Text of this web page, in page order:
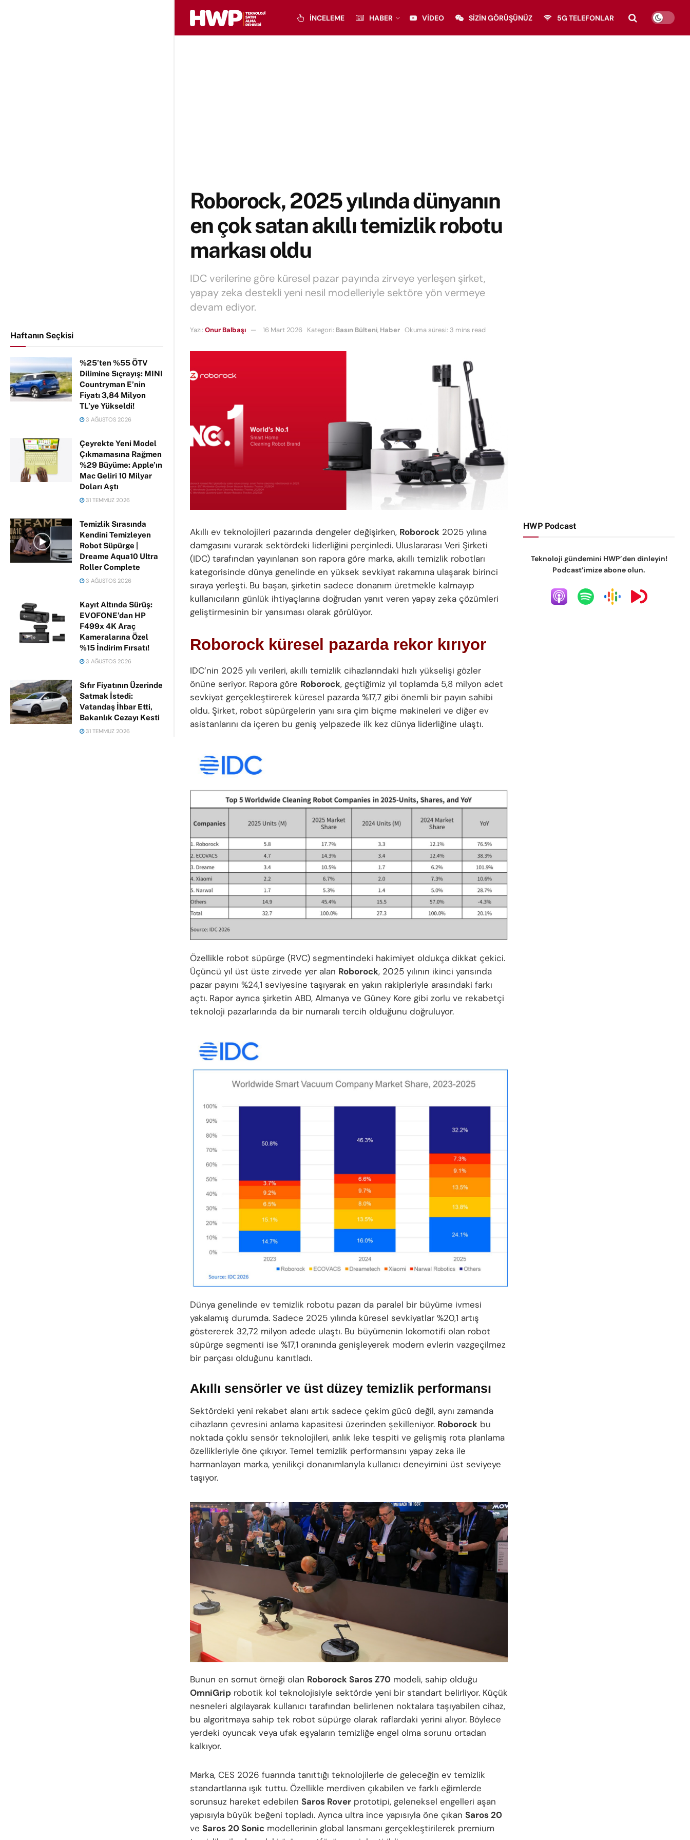
Haftanın Seçkisi
%25’ten %55 ÖTV
Dilimine Sıçrayış: MINI
Countryman E’nin
Fiyatı 3,84 Milyon
TL’ye Yükseldi!
3 AĞUSTOS 2026
Çeyrekte Yeni Model
Çıkmamasına Rağmen
%29 Büyüme: Apple’ın
Mac Geliri 10 Milyar
Doları Aştı
31 TEMMUZ 2026
Temizlik Sırasında
Kendini Temizleyen
Robot Süpürge |
Dreame Aqua10 Ultra
Roller Complete
3 AĞUSTOS 2026
Kayıt Altında Sürüş:
EVOFONE’dan HP
F499x 4K Araç
Kameralarına Özel
%15 İndirim Fırsatı!
3 AĞUSTOS 2026
Sıfır Fiyatının Üzerinde
Satmak İstedi:
Vatandaş İhbar Etti,
Bakanlık Cezayı Kesti
31 TEMMUZ 2026
İNCELEME HABER VIDEO SIZIN GÖRÜŞÜNÜZ 5G TELEFONLAR
Roborock, 2025 yılında dünyanın
en çok satan akıllı temizlik robotu
markası oldu
IDC verilerine göre küresel pazar payında zirveye yerleşen şirket,
yapay zeka destekli yeni nesil modelleriyle sektöre yön vermeye
devam ediyor.
Yazı: Onur Balbaşı 16 Mart 2026 Kategori: Basın Bülteni, Haber Okuma süresi: 3 mins read
Akıllı ev teknolojileri pazarında dengeler değişirken, Roborock 2025 yılına
damgasını vurarak sektördeki liderliğini perçinledi. Uluslararası Veri Şirketi
(IDC) tarafından yayınlanan son rapora göre marka, akıllı temizlik robotları
kategorisinde dünya genelinde en yüksek sevkiyat rakamına ulaşarak birinci
sıraya yerleşti. Bu başarı, şirketin sadece donanım üretmekle kalmayıp
kullanıcıların günlük ihtiyaçlarına doğrudan yanıt veren yapay zeka çözümleri
geliştirmesinin bir yansıması olarak görülüyor.
Roborock küresel pazarda rekor kırıyor
IDC’nin 2025 yılı verileri, akıllı temizlik cihazlarındaki hızlı yükselişi gözler
önüne seriyor. Rapora göre Roborock, geçtiğimiz yıl toplamda 5,8 milyon adet
sevkiyat gerçekleştirerek küresel pazarda %17,7 gibi önemli bir payın sahibi
oldu. Şirket, robot süpürgelerin yanı sıra çim biçme makineleri ve diğer ev
asistanlarını da içeren bu geniş yelpazede ilk kez dünya liderliğine ulaştı.
Özellikle robot süpürge (RVC) segmentindeki hakimiyet oldukça dikkat çekici.
Üçüncü yıl üst üste zirvede yer alan Roborock, 2025 yılının ikinci yarısında
pazar payını %24,1 seviyesine taşıyarak en yakın rakipleriyle arasındaki farkı
açtı. Rapor ayrıca şirketin ABD, Almanya ve Güney Kore gibi zorlu ve rekabetçi
teknoloji pazarlarında da bir numaralı tercih olduğunu doğruluyor.
Dünya genelinde ev temizlik robotu pazarı da paralel bir büyüme ivmesi
yakalamış durumda. Sadece 2025 yılında küresel sevkiyatlar %20,1 artış
göstererek 32,72 milyon adede ulaştı. Bu büyümenin lokomotifi olan robot
süpürge segmenti ise %17,1 oranında genişleyerek modern evlerin vazgeçilmez
bir parçası olduğunu kanıtladı.
Akıllı sensörler ve üst düzey temizlik performansı
Sektördeki yeni rekabet alanı artık sadece çekim gücü değil, aynı zamanda
cihazların çevresini anlama kapasitesi üzerinden şekilleniyor. Roborock bu
noktada çoklu sensör teknolojileri, anlık leke tespiti ve gelişmiş rota planlama
özellikleriyle öne çıkıyor. Temel temizlik performansını yapay zeka ile
harmanlayan marka, yenilikçi donanımlarıyla kullanıcı deneyimini üst seviyeye
taşıyor.
Bunun en somut örneği olan Roborock Saros Z70 modeli, sahip olduğu
OmniGrip robotik kol teknolojisiyle sektörde yeni bir standart belirliyor. Küçük
nesneleri algılayarak kullanıcı tarafından belirlenen noktalara taşıyabilen cihaz,
bu algoritmaya sahip tek robot süpürge olarak raflardaki yerini alıyor. Böylece
yerdeki oyuncak veya ufak eşyaların temizliğe engel olma sorunu ortadan
kalkıyor.
Marka, CES 2026 fuarında tanıttığı teknolojilerle de geleceğin ev temizlik
standartlarına ışık tuttu. Özellikle merdiven çıkabilen ve farklı eğimlerde
sorunsuz hareket edebilen Saros Rover prototipi, geleneksel engelleri aşan
yapısıyla büyük beğeni topladı. Ayrıca ultra ince yapısıyla öne çıkan Saros 20
ve Saros 20 Sonic modellerinin global lansmanı gerçekleştirilerek premium
HWP Podcast
Teknoloji gündemini HWP’den dinleyin!
Podcast’imize abone olun.